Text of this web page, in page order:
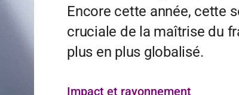
Encore cette année, cette
cruciale de la maîtrise du
plus en plus globalisé.
Impact et rayonnement